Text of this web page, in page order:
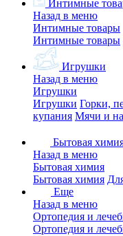
Интимные
Назад в меню
Интимные товары
Интимные товары
Игрушки
Назад в меню
Игрушки
Игрушки Горки,
купания Мячи и
Бытовая
Назад в меню
Бытовая химия
Бытовая химия
Еще
Назад в меню
Ортопедия и
Ортопедия и